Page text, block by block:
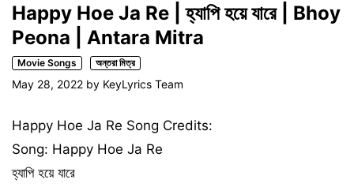
Happy Hoe Ja Re | হ্যাপি হয়ে যারে | Bhoy
Peona | Antara Mitra
Movie Songs অন্তরা মিত্র
May 28, 2022 by KeyLyrics Team
Happy Hoe Ja Re Song Credits:
Song: Happy Hoe Ja Re
হ্যাপি হয়ে যারে